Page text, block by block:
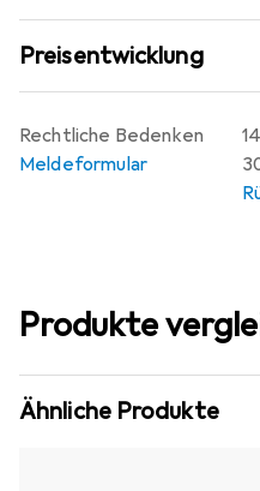
Preisentwicklung
Rechtliche Bedenken
Meldeformular
Produkte
Ähnliche Produkte